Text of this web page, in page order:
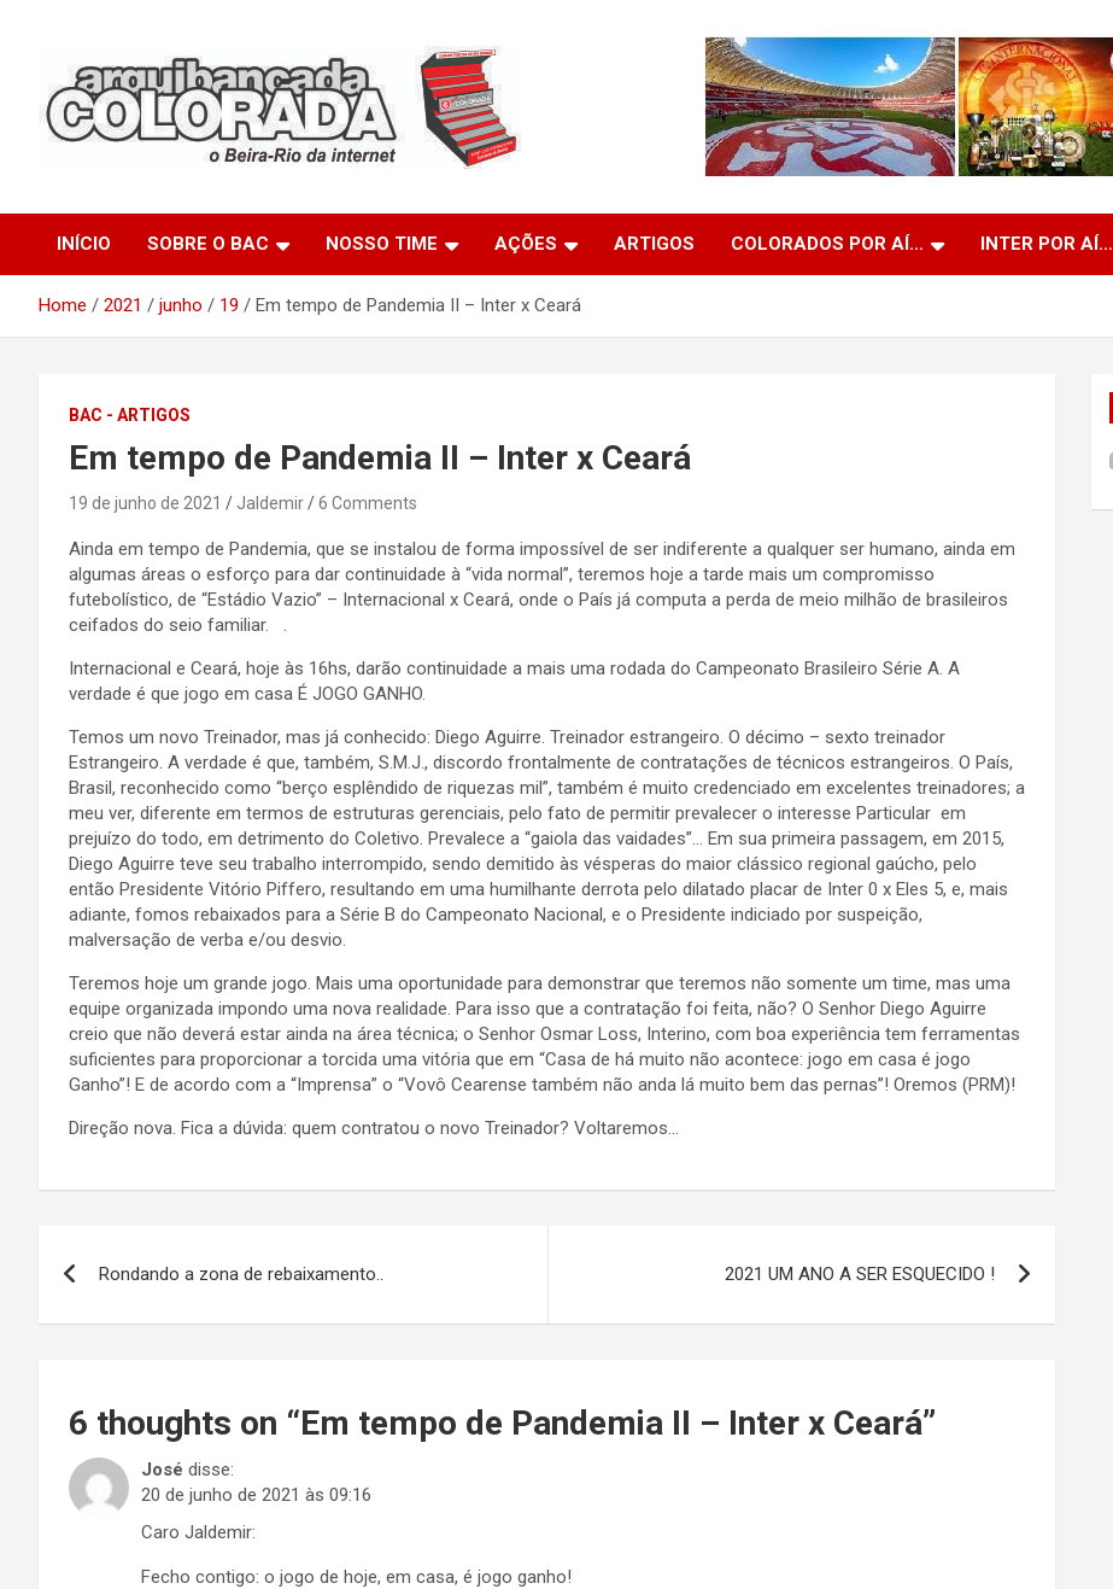
Arquibancada Colorada
INÍCIO SOBRE O BAC NOSSO TIME AÇÕES ARTIGOS COLORADOS POR AÍ… INTER POR AÍ…
Home 2021 junho 19 Em tempo de Pandemia II – Inter x Ceará
BAC - ARTIGOS
Em tempo de Pandemia II – Inter x Ceará
19 de junho de 2021 Jaldemir 6 Comments
Ainda em tempo de Pandemia, que se instalou de forma impossível de ser indiferente a qualquer ser humano, ainda em
algumas áreas o esforço para dar continuidade à “vida normal”, teremos hoje a tarde mais um compromisso
futebolístico, de “Estádio Vazio” – Internacional x Ceará, onde o País já computa a perda de meio milhão de brasileiros
ceifados do seio familiar. .
Internacional e Ceará, hoje às 16hs, darão continuidade a mais uma rodada do Campeonato Brasileiro Série A. A
verdade é que jogo em casa É JOGO GANHO.
Temos um novo Treinador, mas já conhecido: Diego Aguirre. Treinador estrangeiro. O décimo – sexto treinador
Estrangeiro. A verdade é que, também, S.M.J., discordo frontalmente de contratações de técnicos estrangeiros. O País,
Brasil, reconhecido como “berço esplêndido de riquezas mil”, também é muito credenciado em excelentes treinadores; a
meu ver, diferente em termos de estruturas gerenciais, pelo fato de permitir prevalecer o interesse Particular em
prejuízo do todo, em detrimento do Coletivo. Prevalece a “gaiola das vaidades”… Em sua primeira passagem, em 2015,
Diego Aguirre teve seu trabalho interrompido, sendo demitido às vésperas do maior clássico regional gaúcho, pelo
então Presidente Vitório Piffero, resultando em uma humilhante derrota pelo dilatado placar de Inter 0 x Eles 5, e, mais
adiante, fomos rebaixados para a Série B do Campeonato Nacional, e o Presidente indiciado por suspeição,
malversação de verba e/ou desvio.
Teremos hoje um grande jogo. Mais uma oportunidade para demonstrar que teremos não somente um time, mas uma
equipe organizada impondo uma nova realidade. Para isso que a contratação foi feita, não? O Senhor Diego Aguirre
creio que não deverá estar ainda na área técnica; o Senhor Osmar Loss, Interino, com boa experiência tem ferramentas
suficientes para proporcionar a torcida uma vitória que em “Casa de há muito não acontece: jogo em casa é jogo
Ganho”! E de acordo com a “Imprensa” o “Vovô Cearense também não anda lá muito bem das pernas”! Oremos (PRM)!
Direção nova. Fica a dúvida: quem contratou o novo Treinador? Voltaremos…
de
Rondando a zona de rebaixamento.. 2021 UM ANO A SER ESQUECIDO !
6 thoughts on “Em tempo de Pandemia II – Inter x Ceará”
José disse:
20 de junho de 2021 às 09:16
Caro Jaldemir:
Fecho contigo: o jogo de hoje, em casa, é jogo ganho!